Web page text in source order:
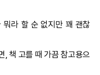
뭐라 할 순 없지만 꽤 괜찮
, 책 고를 때 가끔 참고용으